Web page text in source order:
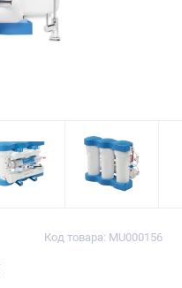
Код товара: MU000156